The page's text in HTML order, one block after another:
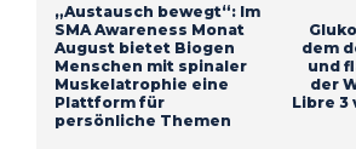
„Austausch bewegt“: Im
SMA Awareness Monat
August bietet Biogen
Menschen mit spinaler
Muskelatrophie eine
Plattform für
persönliche Themen
dem
und
der
Libre 3